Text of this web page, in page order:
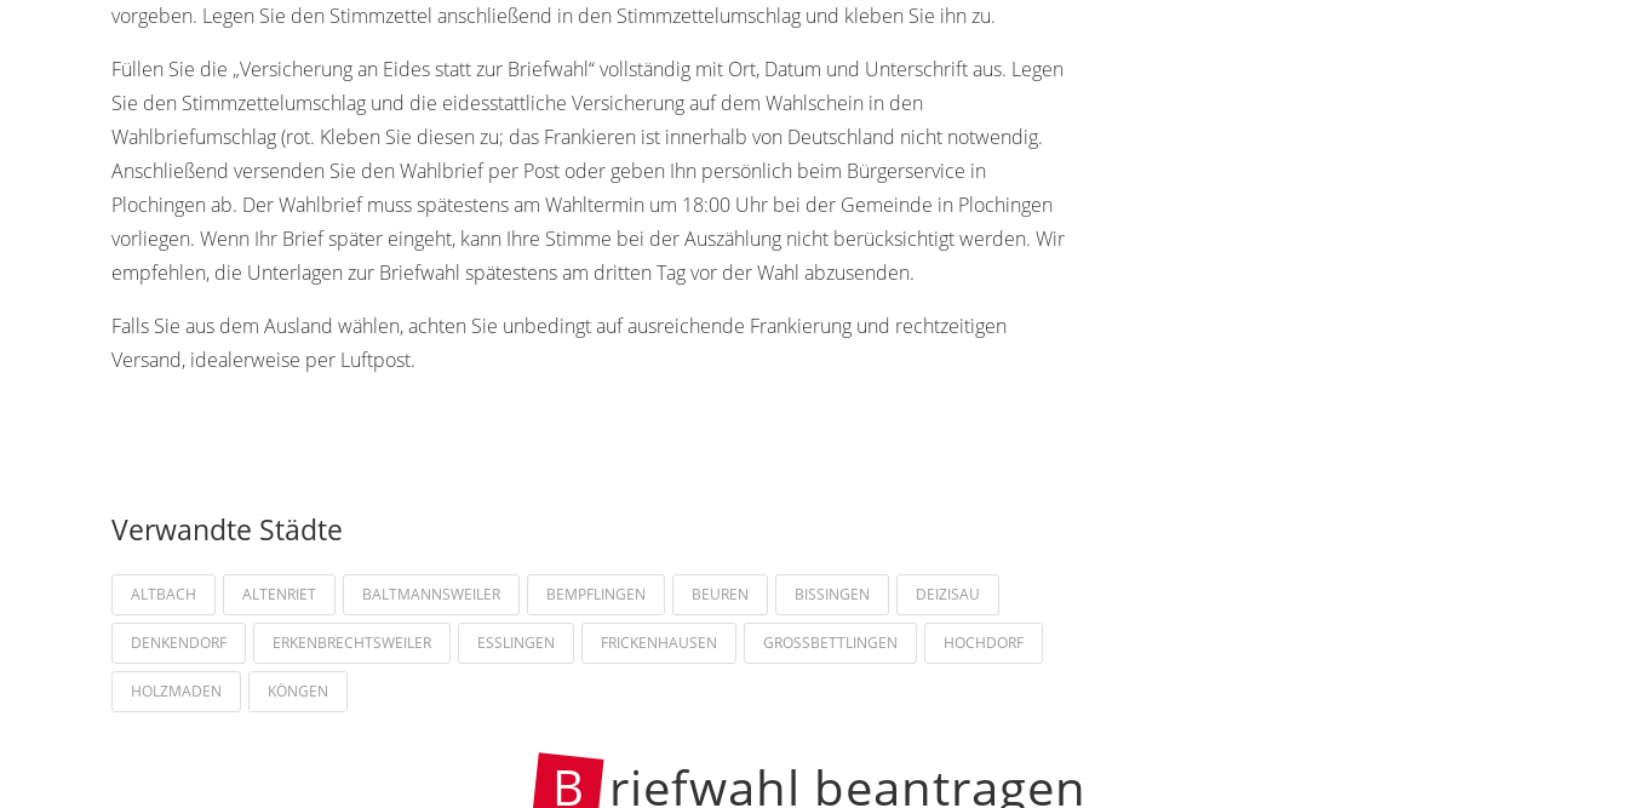
vorgeben. Legen Sie den Stimmzettel anschließend in den Stimmzettelumschlag und kleben Sie ihn zu.
Füllen Sie die „Versicherung an Eides statt zur Briefwahl“ vollständig mit Ort, Datum und Unterschrift aus. Legen
Sie den Stimmzettelumschlag und die eidesstattliche Versicherung auf dem Wahlschein in den
Wahlbriefumschlag (rot. Kleben Sie diesen zu; das Frankieren ist innerhalb von Deutschland nicht notwendig.
Anschließend versenden Sie den Wahlbrief per Post oder geben Ihn persönlich beim Bürgerservice in
Plochingen ab. Der Wahlbrief muss spätestens am Wahltermin um 18:00 Uhr bei der Gemeinde in Plochingen
vorliegen. Wenn Ihr Brief später eingeht, kann Ihre Stimme bei der Auszählung nicht berücksichtigt werden. Wir
empfehlen, die Unterlagen zur Briefwahl spätestens am dritten Tag vor der Wahl abzusenden.
Falls Sie aus dem Ausland wählen, achten Sie unbedingt auf ausreichende Frankierung und rechtzeitigen
Versand, idealerweise per Luftpost.
Verwandte Städte
ALTBACH ALTENRIET BALTMANNSWEILER BEMPFLINGEN BEUREN BISSINGEN DEIZISAU
DENKENDORF ERKENBRECHTSWEILER ESSLINGEN FRICKENHAUSEN GROSSBETTLINGEN HOCHDORF
HOLZMADEN KÖNGEN
B riefwahl beantragen